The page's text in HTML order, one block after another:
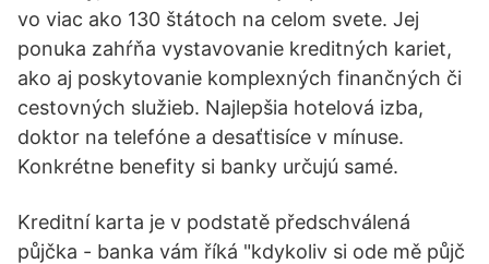
vo viac ako 130 štátoch na celom svete. Jej
ponuka zahŕňa vystavovanie kreditných kariet,
ako aj poskytovanie komplexných finančných či
cestovných služieb. Najlepšia hotelová izba,
doktor na telefóne a desaťtisíce v mínuse.
Konkrétne benefity si banky určujú samé.
Kreditní karta je v podstatě předschválená
půjčka - banka vám říká "kdykoliv si ode mě půjč